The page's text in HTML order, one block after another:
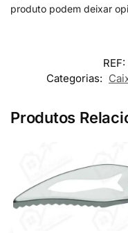
produto podem deixar
REF:
Categorias:
Produtos